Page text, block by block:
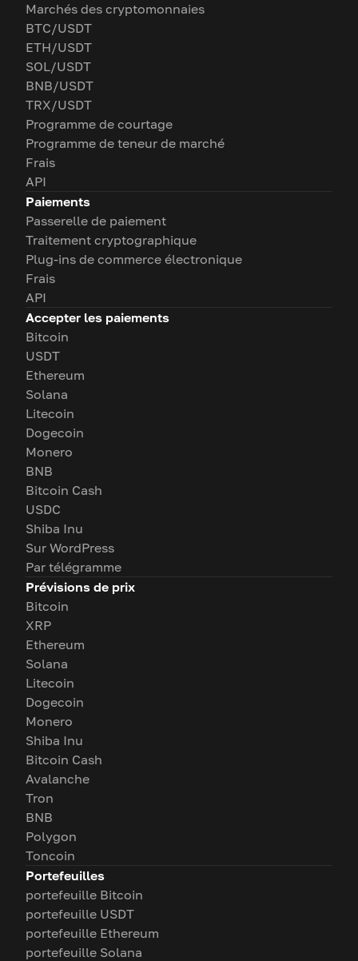
Marchés des cryptomonnaies
BTC/USDT
ETH/USDT
SOL/USDT
BNB/USDT
TRX/USDT
Programme de courtage
Programme de teneur de marché
Frais
API
Paiements
Passerelle de paiement
Traitement cryptographique
Plug-ins de commerce électronique
Frais
API
Accepter les paiements
Bitcoin
USDT
Ethereum
Solana
Litecoin
Dogecoin
Monero
BNB
Bitcoin Cash
USDC
Shiba Inu
Sur WordPress
Par télégramme
Prévisions de prix
Bitcoin
XRP
Ethereum
Solana
Litecoin
Dogecoin
Monero
Shiba Inu
Bitcoin Cash
Avalanche
Tron
BNB
Polygon
Toncoin
Portefeuilles
portefeuille Bitcoin
portefeuille USDT
portefeuille Ethereum
portefeuille Solana